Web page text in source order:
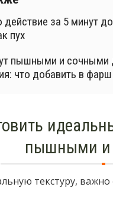
действие за 5 минут
пух
пышными и сочными
что добавить в фарш
пышными и
текстуру,